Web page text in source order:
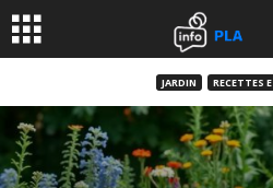
JARDIN RECETTES